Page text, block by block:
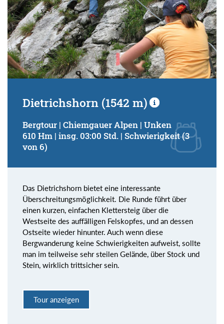
Dietrichshorn (1542 m)
Bergtour | Chiemgauer Alpen | Unken
610 Hm | insg. 03:00 Std. | Schwierigkeit (3
von 6)
Das Dietrichshorn bietet eine interessante
Überschreitungsmöglichkeit. Die Runde führt über
einen kurzen, einfachen Klettersteig über die
Westseite des auffälligen Felskopfes, und an dessen
Ostseite wieder hinunter. Auch wenn diese
Bergwanderung keine Schwierigkeiten aufweist, sollte
man im teilweise sehr steilen Gelände, über Stock und
Stein, wirklich trittsicher sein.
Tour anzeigen